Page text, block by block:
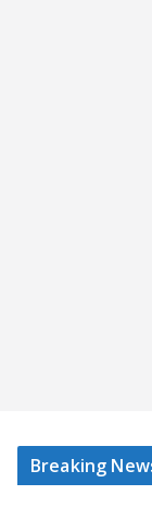
Breaking